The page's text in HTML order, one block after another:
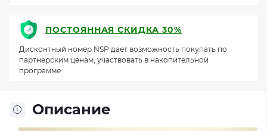
Описание
ПОСТОЯННАЯ СКИДКА 30%
Дисконтный номер NSP дает возможность покупать по
партнерским ценам, участвовать в накопительной
программе